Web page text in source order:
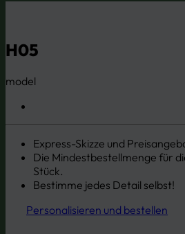
H05
model
Express-Skizze und
Die Mindestbestellmenge für
Stück.
Bestimme jedes Detail selbst!
Personalisieren und bestellen